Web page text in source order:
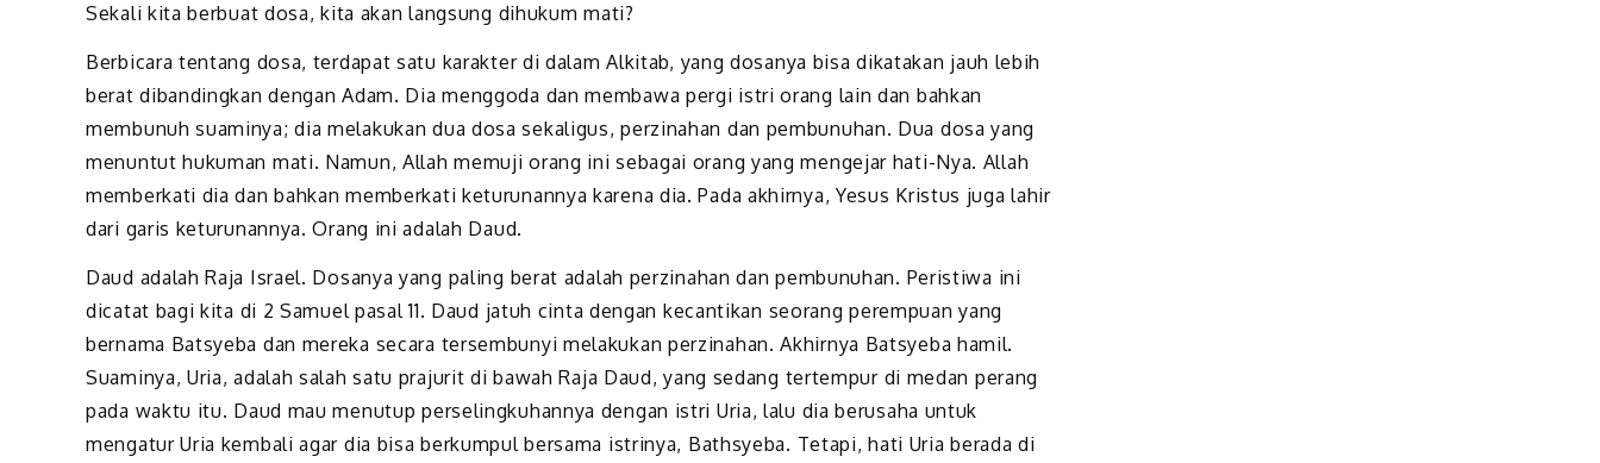
Sekali kita berbuat dosa, kita akan langsung dihukum mati?
Berbicara tentang dosa, terdapat satu karakter di dalam Alkitab, yang dosanya bisa dikatakan jauh lebih
berat dibandingkan dengan Adam. Dia menggoda dan membawa pergi istri orang lain dan bahkan
membunuh suaminya; dia melakukan dua dosa sekaligus, perzinahan dan pembunuhan. Dua dosa yang
menuntut hukuman mati. Namun, Allah memuji orang ini sebagai orang yang mengejar hati-Nya. Allah
memberkati dia dan bahkan memberkati keturunannya karena dia. Pada akhirnya, Yesus Kristus juga lahir
dari garis keturunannya. Orang ini adalah Daud.
Daud adalah Raja Israel. Dosanya yang paling berat adalah perzinahan dan pembunuhan. Peristiwa ini
dicatat bagi kita di 2 Samuel pasal 11. Daud jatuh cinta dengan kecantikan seorang perempuan yang
bernama Batsyeba dan mereka secara tersembunyi melakukan perzinahan. Akhirnya Batsyeba hamil.
Suaminya, Uria, adalah salah satu prajurit di bawah Raja Daud, yang sedang tertempur di medan perang
pada waktu itu. Daud mau menutup perselingkuhannya dengan istri Uria, lalu dia berusaha untuk
mengatur Uria kembali agar dia bisa berkumpul bersama istrinya, Bathsyeba. Tetapi, hati Uria berada di